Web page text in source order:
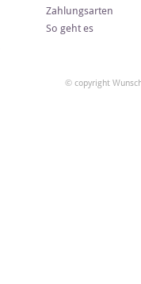
Zahlungsarten
So geht es
© copyright